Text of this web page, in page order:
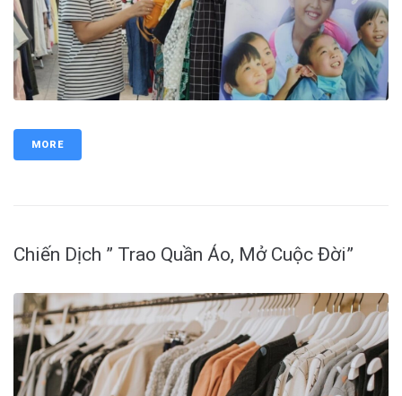
MORE
Chiến Dịch ” Trao Quần Áo, Mở Cuộc Đời”